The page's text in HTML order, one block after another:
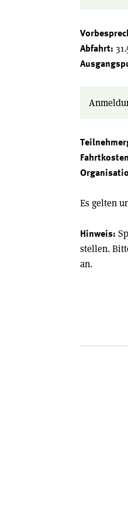
Abfahrt:
Es gelten
Hinweis:
stellen.
an.